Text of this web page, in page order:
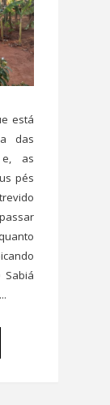
está
das
e, as
pés
Sabiá